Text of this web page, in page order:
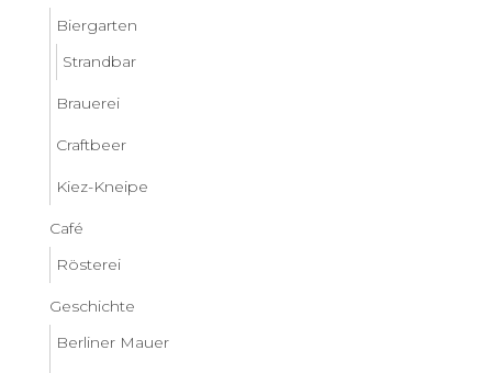
Biergarten
Strandbar
Brauerei
Craftbeer
Kiez-Kneipe
Café
Rösterei
Geschichte
Berliner Mauer